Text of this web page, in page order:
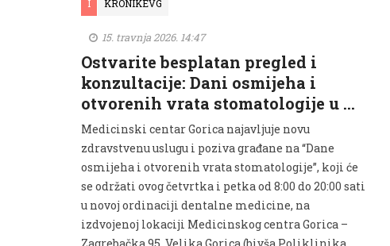
I KRONIKEVG
15. travnja 2026. 14:47
Ostvarite besplatan pregled i
konzultacije: Dani osmijeha i
otvorenih vrata stomatologije u …
Medicinski centar Gorica najavljuje novu
zdravstvenu uslugu i poziva građane na “Dane
osmijeha i otvorenih vrata stomatologije”, koji će
se održati ovog četvrtka i petka od 8:00 do 20:00 sati
u novoj ordinaciji dentalne medicine, na
izdvojenoj lokaciji Medicinskog centra Gorica –